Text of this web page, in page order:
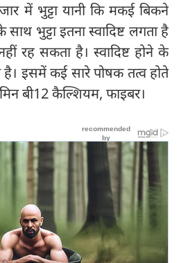
में भुट्टा यानी कि मकई बिकने
भुट्टा इतना स्वादिष्ट लगता है
रह सकता है। स्वादिष्ट होने के
है। इसमें कई सारे पोषक तत्व होते
बी12 कैल्शियम, फाइबर।